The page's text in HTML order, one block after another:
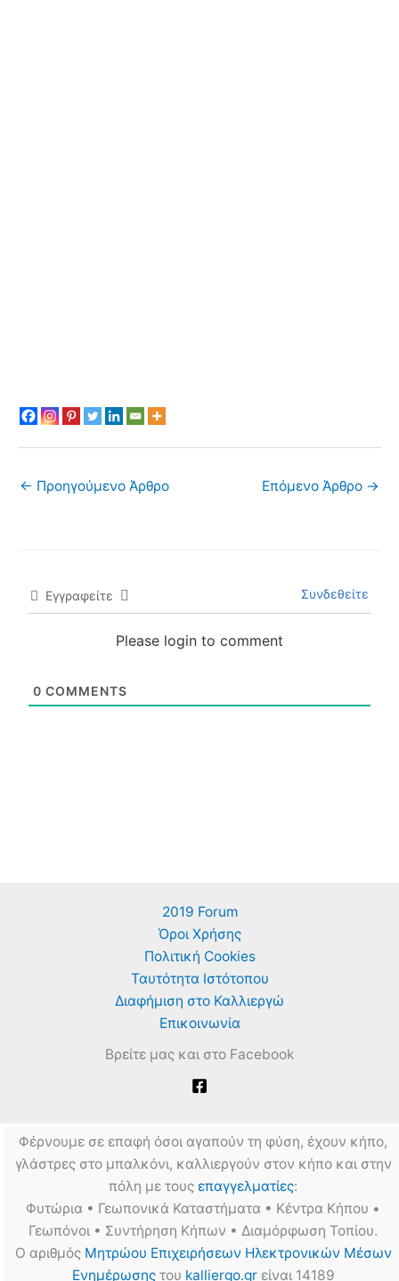
← Προηγούμενο Άρθρο Επόμενο Άρθρο →
Εγγραφείτε Συνδεθείτε
Please login to comment
0 COMMENTS
2019 Forum
Όροι Χρήσης
Πολιτική Cookies
Ταυτότητα Ιστότοπου
Διαφήμιση στο Καλλιεργώ
Επικοινωνία
Βρείτε μας και στο Facebook
Φέρνουμε σε επαφή όσοι αγαπούν τη φύση, έχουν κήπο,
γλάστρες στο μπαλκόνι, καλλιεργούν στον κήπο και στην
πόλη με τους επαγγελματίες:
Φυτώρια • Γεωπονικά Καταστήματα • Κέντρα Κήπου •
Γεωπόνοι • Συντήρηση Κήπων • Διαμόρφωση Τοπίου.
Ο αριθμός Μητρώου Επιχειρήσεων Ηλεκτρονικών Μέσων
Ενημέρωσηςτου kalliergo.grείναι 14189